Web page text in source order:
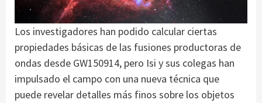
Los investigadores han podido calcular ciertas
propiedades básicas de las fusiones productoras de
ondas desde GW150914, pero Isi y sus colegas han
impulsado el campo con una nueva técnica que
puede revelar detalles más finos sobre los objetos